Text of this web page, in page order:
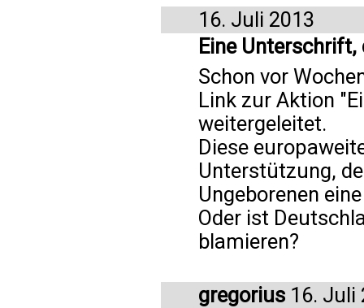
16. Juli 2013
Eine
Schon vor
Link zur Aktion
weitergeleitet.
Diese
Unterstützung,
Ungeborenen
Oder ist
blamieren?
gregorius 16. Juli